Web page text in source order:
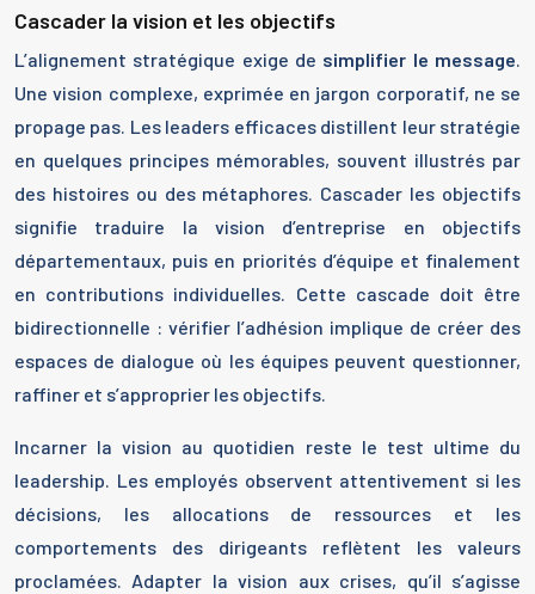
Cascader la vision et les objectifs
L’alignement stratégique exige de simplifier le message.
Une vision complexe, exprimée en jargon corporatif, ne se
propage pas. Les leaders efficaces distillent leur stratégie
en quelques principes mémorables, souvent illustrés par
des histoires ou des métaphores. Cascader les objectifs
signifie traduire la vision d’entreprise en objectifs
départementaux, puis en priorités d’équipe et finalement
en contributions individuelles. Cette cascade doit être
bidirectionnelle : vérifier l’adhésion implique de créer des
espaces de dialogue où les équipes peuvent questionner,
raffiner et s’approprier les objectifs.
Incarner la vision au quotidien reste le test ultime du
leadership. Les employés observent attentivement si les
décisions, les allocations de ressources et les
comportements des dirigeants reflètent les valeurs
proclamées. Adapter la vision aux crises, qu’il s’agisse